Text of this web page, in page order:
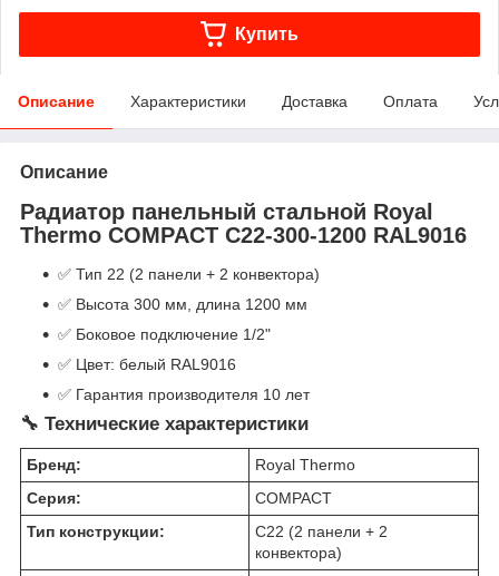
Купить
Описание Характеристики Доставка Оплата
Описание
Радиатор панельный стальной Royal
Thermo COMPACT C22-300-1200 RAL9016
✅ Тип 22 (2 панели + 2 конвектора)
✅ Высота 300 мм, длина 1200 мм
✅ Боковое подключение 1/2"
✅ Цвет: белый RAL9016
✅ Гарантия производителя 10 лет
🔧 Технические характеристики
Бренд:
Royal Thermo
Серия:
COMPACT
Тип конструкции:
C22 (2 панели + 2
конвектора)